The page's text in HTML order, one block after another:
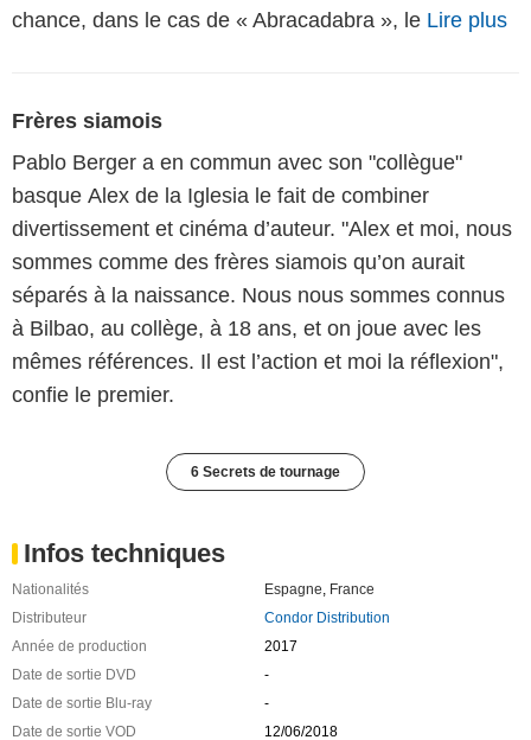
chance, dans le cas de « Abracadabra », le Lire plus
Frères siamois
Pablo Berger a en commun avec son "collègue"
basque Alex de la Iglesia le fait de combiner
divertissement et cinéma d’auteur. "Alex et moi, nous
sommes comme des frères siamois qu’on aurait
séparés à la naissance. Nous nous sommes connus
à Bilbao, au collège, à 18 ans, et on joue avec les
mêmes références. Il est l’action et moi la réflexion",
confie le premier.
6 Secrets de tournage
Infos techniques
Nationalités Espagne France
Distributeur
Condor Distribution
Année de production
2017
Date de sortie DVD
-
Date de sortie Blu-ray
-
Date de sortie VOD
12/06/2018